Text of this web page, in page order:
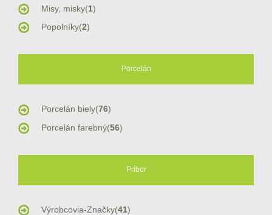
Misy, misky(1)
Popolníky(2)
Porcelán
Porcelán biely(76)
Porcelán farebný(56)
Príbor
Výrobcovia-Značky(41)